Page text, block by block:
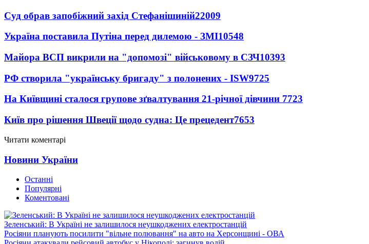
Суд обрав запобіжний захід Стефанішиній22009
Україна поставила Путіна перед дилемою - ЗМІ10548
Майора ВСП викрили на "допомозі" військовому в СЗЧ10393
РФ створила "українську бригаду" з полонених - ISW9725
На Київщині сталося групове зґвалтування 21-річної дівчини 7723
Київ про рішення Швеції щодо судна: Це прецедент7653
Читати коментарі
Новини України
Останні
Популярні
Коментовані
Зеленський: В Україні не залишилося неушкоджених електростанцій
Росіяни планують посилити "вільне полювання" на авто на Херсонщині - ОВА